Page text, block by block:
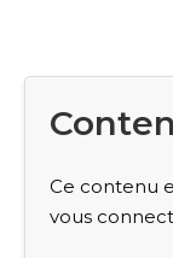
Ce contenu
vous